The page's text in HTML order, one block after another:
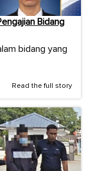
Bidang
bidang yang
Read the full story